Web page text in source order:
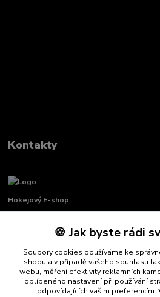
Kontakty
Hokejový E-shop
Renata Křenková
+420 739 339 689
Po-Pá, 8:00-16:00 pauza 11:00-
info@hockeydefender.cz
🍪 Jak byste rádi
Soubory cookies používáme ke
shopu a v případě vašeho souhlasu
webu, měření efektivity reklamních
oblíbeného nastavení při používání
odpovídajících vašim preferencím.